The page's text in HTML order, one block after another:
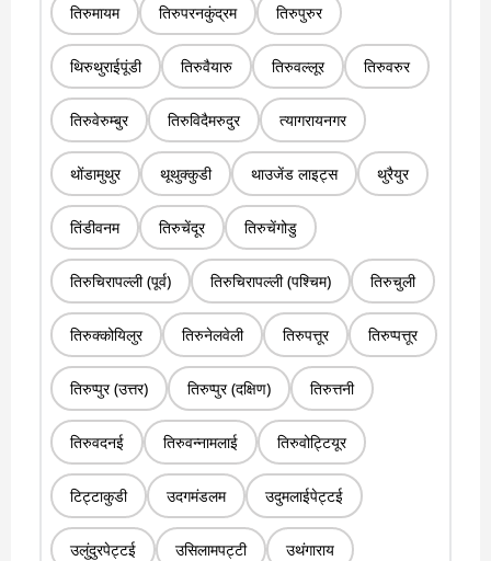
तिरुमायम तिरुपरनकुंद्रम तिरुपुरुर
थिरुथुराईपूंडी तिरुवैयारु तिरुवल्लूर तिरुवरुर
तिरुवेरुम्बुर तिरुविदैमरुदुर त्यागरायनगर
थोंडामुथुर थूथुक्कुडी थाउजेंड लाइट्स थुरैयुर
तिंडीवनम तिरुचेंदूर तिरुचेंगोडु
तिरुचिरापल्ली (पूर्व) तिरुचिरापल्ली (पश्चिम) तिरुचुली
तिरुक्कोयिलुर तिरुनेलवेली तिरुपत्तूर तिरुप्पत्तूर
तिरुप्पुर (उत्तर) तिरुप्पुर (दक्षिण) तिरुत्तनी
तिरुवदनई तिरुवन्नामलाई तिरुवोट्टियूर
टिट्टाकुडी उदगमंडलम उदुमलाईपेट्टई
उलुंदुरपेट्टई उसिलामपट्टी उथंगाराय